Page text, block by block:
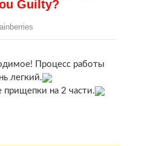
Процесс работы
легкий.
прищепки на 2 части.